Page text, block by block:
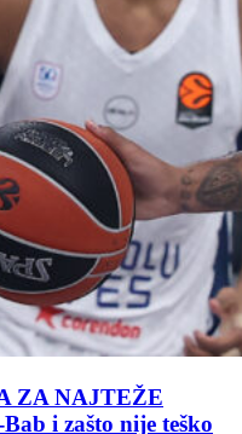
ZA NAJTEŽE
i zašto nije teško